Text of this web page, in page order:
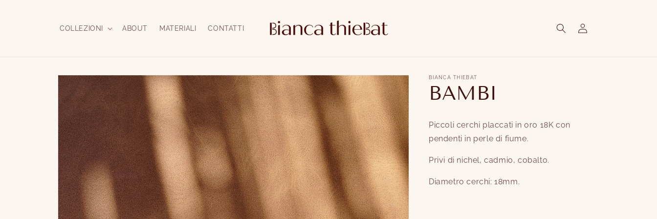
COLLEZIONI ABOUT MATERIALI CONTATTI Accedi
Passa alle
informazioni
sul prodotto
BIANCA THIEBAT
BAMBI
Piccoli cerchi placcati in oro 18K con
pendenti in perle di fiume.
Privi di nichel, cadmio, cobalto.
Diametro cerchi: 18mm.